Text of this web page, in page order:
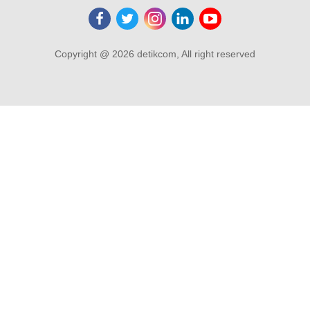
Copyright @ 2026 detikcom, All right reserved